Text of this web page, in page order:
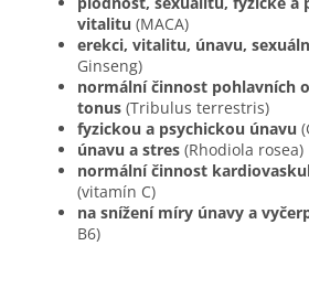
vitalitu (MACA)
erekci, vitalitu, únavu,
Ginseng)
normální činnost pohlavních
tonus (Tribulus terrestris)
fyzickou a psychickou únavu
únavu a stres (Rhodiola rosea)
normální činnost
(vitamín C)
na snížení míry únavy a
B6)